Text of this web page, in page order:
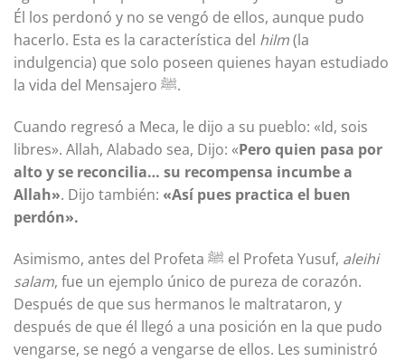
Él los perdonó y no se vengó de ellos, aunque pudo
hacerlo. Esta es la característica del hilm(la
indulgencia) que solo poseen quienes hayan estudiado
la vida del Mensajero ﷺ.
Cuando regresó a Meca, le dijo a su pueblo: «Id, sois
libres». Allah, Alabado sea, Dijo: «Pero quien pasa por
alto y se reconcilia… su recompensa incumbe a
Allah». Dijo también: «Así pues practica el buen
perdón».
Asimismo, antes del Profeta ﷺ el Profeta Yusuf, aleihi
salam, fue un ejemplo único de pureza de corazón.
Después de que sus hermanos le maltrataron, y
después de que él llegó a una posición en la que pudo
vengarse, se negó a vengarse de ellos. Les suministró